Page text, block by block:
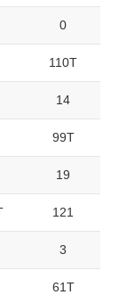
0
110T
14
99T
19
121
3
61T